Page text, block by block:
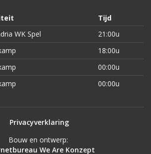
Tijd
WK Spel
21:00u
18:00u
00:00u
00:00u
Privacyverklaring
Bouw en ontwerp:
We Are Konzept